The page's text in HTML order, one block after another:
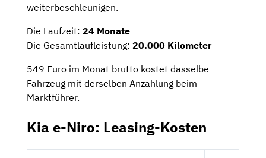
weiterbeschleunigen.
Die Laufzeit: 24 Monate
Die Gesamtlaufleistung: 20.000 Kilometer
549 Euro im Monat brutto kostet dasselbe
Fahrzeug mit derselben Anzahlung beim
Marktführer.
Kia e-Niro: Leasing-Kosten